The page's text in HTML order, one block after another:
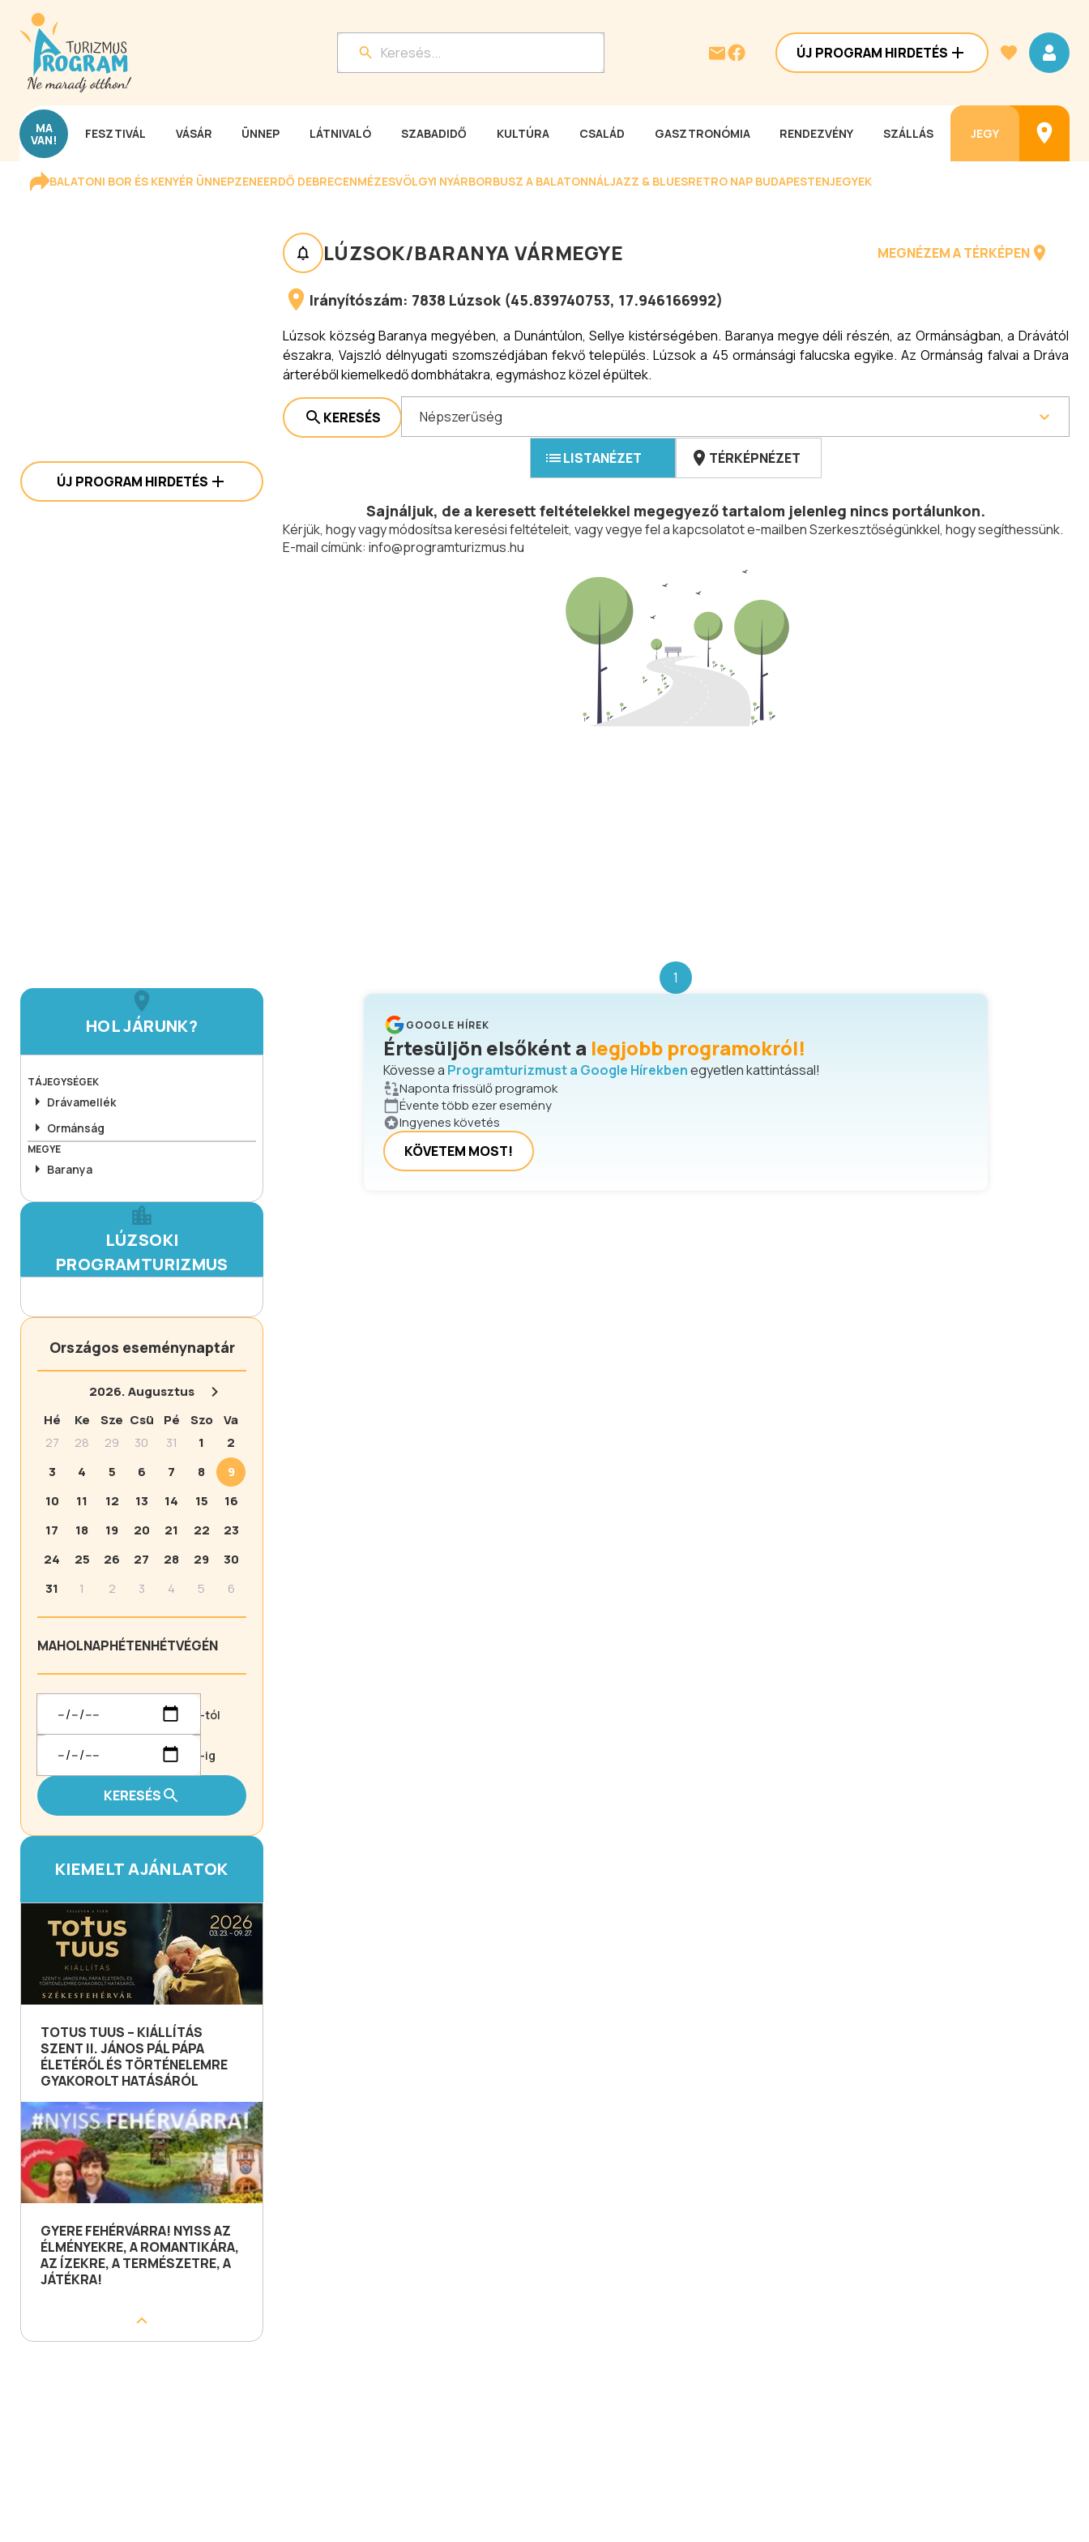
ÚJ PROGRAM HIRDETÉS
MA
VAN! FESZTIVÁL VÁSÁR ÜNNEP LÁTNIVALÓ SZABADIDŐ KULTÚRA CSALÁD GASZTRONÓMIA RENDEZVÉNY SZÁLLÁS JEGY
BALATONI BOR ÉS KENYÉR ÜNNEPZENEERDŐ DEBRECENMÉZESVÖLGYI NYÁRBORBUSZ A BALATONNÁLJAZZ & BLUESRETRO NAP BUDAPESTENJEGYEK
ÚJ PROGRAM HIRDETÉS
HOL JÁRUNK?
TÁJEGYSÉGEK
Drávamellék
Ormánság
MEGYE
Baranya
LÚZSOKI
PROGRAMTURIZMUS
Országos eseménynaptár
2026.Augusztus
Hé
Ke Sze Csü Pé Szo
Va
27
28 29 30 31 1
2
3
4 5 6 7 8
9
10
11 12 13 14 15
16
17
18 19 20 21 22
23
24
25 26 27 28 29
30
31
1 2 3 4 5 6
MAHOLNAPHÉTENHÉTVÉGÉN
-tól
-ig
KERESÉS
KIEMELT AJÁNLATOK
TOTUS TUUS – KIÁLLÍTÁS
SZENT II. JÁNOS PÁL PÁPA
ÉLETÉRŐL ÉS TÖRTÉNELEMRE
GYAKOROLT HATÁSÁRÓL
GYERE FEHÉRVÁRRA! NYISS AZ
ÉLMÉNYEKRE, A ROMANTIKÁRA,
AZ ÍZEKRE, A TERMÉSZETRE, A
JÁTÉKRA!
LÚZSOK/BARANYA VÁRMEGYE MEGNÉZEM A TÉRKÉPEN
Irányítószám: 7838 Lúzsok (45.839740753, 17.946166992)
Lúzsok község Baranya megyében, a Dunántúlon, Sellye kistérségében. Baranya megye déli részén, az Ormánságban, a Drávától
északra, Vajszló délnyugati szomszédjában fekvő település. Lúzsok a 45 ormánsági falucska egyike. Az Ormánság falvai a Dráva
árteréből kiemelkedő dombhátakra, egymáshoz közel épültek.
KERESÉS Népszerűség
LISTANÉZET TÉRKÉPNÉZET
Sajnáljuk, de a keresett feltételekkel megegyező tartalom jelenleg nincs portálunkon.
Kérjük, hogy vagy módosítsa keresési feltételeit, vagy vegye fel a kapcsolatot e-mailben Szerkesztőségünkkel, hogy segíthessünk.
E-mail címünk: info@programturizmus.hu
1
GOOGLE HÍREK
Értesüljön elsőként a legjobb programokról!
Kövesse a Programturizmust a Google Hírekbenegyetlen kattintással!
Naponta frissülő programok
Évente több ezer esemény
Ingyenes követés
KÖVETEM MOST!